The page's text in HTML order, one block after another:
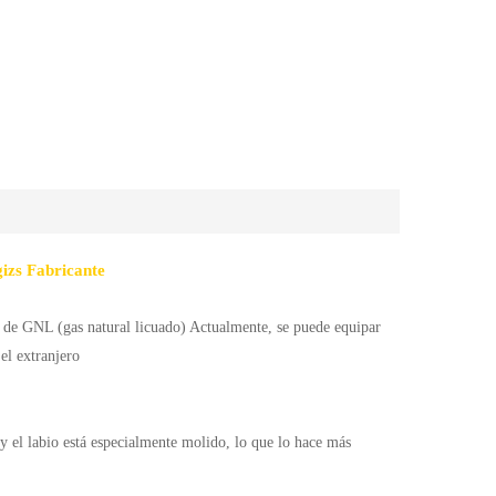
Fabricante
GNL (gas natural licuado) Actualmente, se puede equipar
extranjero
labio está especialmente molido, lo que lo hace más